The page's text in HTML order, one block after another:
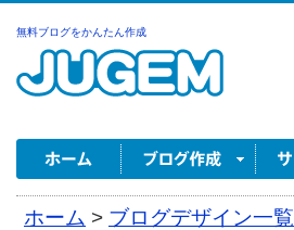
無料ブログをかんたん作成
ホーム > ブログデザイン一覧